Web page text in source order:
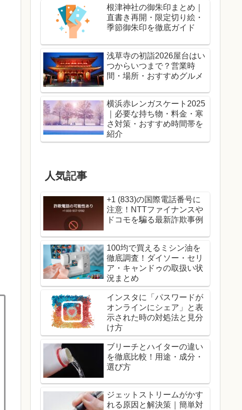
根津神社の御朱印まとめ｜
直書き再開・限定切り絵・
季節御朱印を徹底ガイド
浅草寺の初詣2026屋台はい
つからいつまで？営業時
間・場所・おすすめグルメ
横浜赤レンガスケート2025
｜必要な持ち物・料金・寒
さ対策・おすすめ時間帯を
紹介
人気記事
+1 (833)の国際電話番号に
注意！NTTファイナンスや
ドコモを騙る最新詐欺事例
100均で買えるミシン油を
徹底調査！ダイソー・セリ
ア・キャンドゥの取扱い状
況まとめ
インスタに「パスワードが
オンラインにシェア」と表
示された時の対処法と見分
け方
ブリーチとハイターの違い
を徹底比較！用途・成分・
選び方
ジェットストリームがかす
れる原因と解決策｜簡単対